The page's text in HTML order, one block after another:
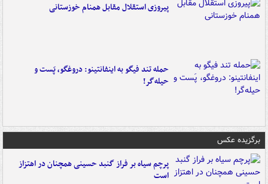
پیروزی استقلال مقابل همنام خوزستانی
حمله تند فیگو به اینفانتینو: دروغگو، پَست‌ و
حیله‌گر!
برگزیده عکس
پرچم سیاه بر فراز گنبد حسینی همچنان در اهتزاز
است